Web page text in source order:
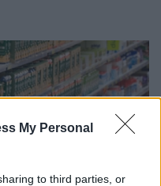
My Personal
to third parties, or